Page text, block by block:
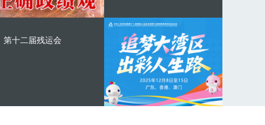
第十二届残运会